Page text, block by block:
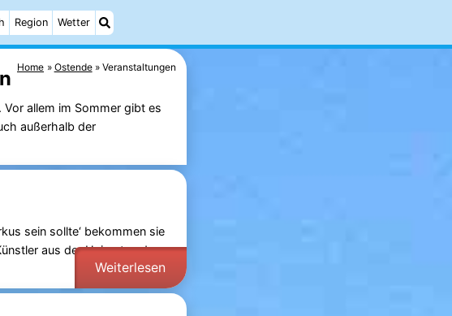
Region Wetter
Home Ostende Veranstaltungen
allem im Sommer gibt es
außerhalb der
sein sollte‘ bekommen sie
aus der Heimat und aus
Weiterlesen